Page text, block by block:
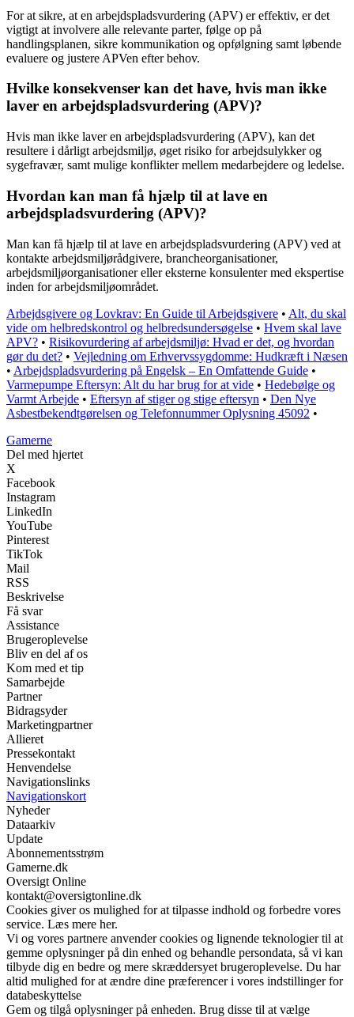
For at sikre, at en arbejdspladsvurdering (APV) er effektiv, er det
vigtigt at involvere alle relevante parter, følge op på
handlingsplanen, sikre kommunikation og opfølgning samt løbende
evaluere og justere APVen efter behov.
Hvilke konsekvenser kan det have, hvis man ikke
laver en arbejdspladsvurdering (APV)?
Hvis man ikke laver en arbejdspladsvurdering (APV), kan det
resultere i dårligt arbejdsmiljø, øget risiko for arbejdsulykker og
sygefravær, samt mulige konflikter mellem medarbejdere og ledelse.
Hvordan kan man få hjælp til at lave en
arbejdspladsvurdering (APV)?
Man kan få hjælp til at lave en arbejdspladsvurdering (APV) ved at
kontakte arbejdsmiljørådgivere, brancheorganisationer,
arbejdsmiljøorganisationer eller eksterne konsulenter med ekspertise
inden for arbejdsmiljøområdet.
Arbejdsgivere og Lovkrav: En Guide til Arbejdsgivere • Alt, du skal
vide om helbredskontrol og helbredsundersøgelse • Hvem skal lave
APV? • Risikovurdering af arbejdsmiljø: Hvad er det, og hvordan
gør du det? • Vejledning om Erhvervssygdomme: Hudkræft i Næsen
• Arbejdspladsvurdering på Engelsk – En Omfattende Guide •
Varmepumpe Eftersyn: Alt du har brug for at vide • Hedebølge og
Varmt Arbejde • Eftersyn af stiger og stige eftersyn • Den Nye
Asbestbekendtgørelsen og Telefonnummer Oplysning 45092 •
Gamerne
Del med hjertet
X
Facebook
Instagram
LinkedIn
YouTube
Pinterest
TikTok
Mail
RSS
Beskrivelse
Få svar
Assistance
Brugeroplevelse
Bliv en del af os
Kom med et tip
Samarbejde
Partner
Bidragsyder
Marketingpartner
Allieret
Pressekontakt
Henvendelse
Navigationslinks
Navigationskort
Nyheder
Dataarkiv
Update
Abonnementsstrøm
Gamerne.dk
Oversigt Online
kontakt@oversigtonline.dk
Cookies giver os mulighed for at tilpasse indhold og forbedre vores
service. Læs mere her.
Vi og vores partnere anvender cookies og lignende teknologier til at
gemme oplysninger på din enhed og behandle persondata, så vi kan
tilbyde dig en bedre og mere skræddersyet brugeroplevelse. Du har
altid mulighed for at ændre dine præferencer i vores indstillinger for
databeskyttelse
Gem og tilgå oplysninger på enheden. Brug disse til at vælge